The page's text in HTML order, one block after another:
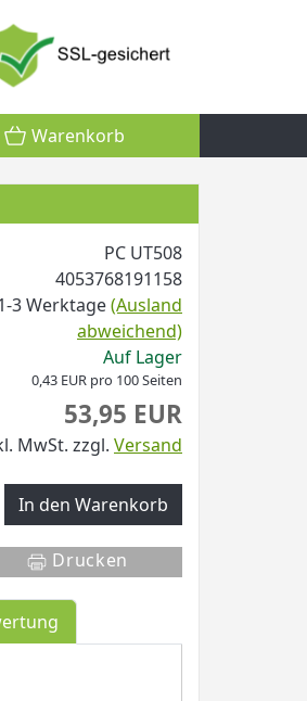
Warenkorb
PC UT508
4053768191158
3 Werktage(Ausland
abweichend)
Auf Lager
0,43 EUR pro 100 Seiten
53,95 EUR
MwSt. zzgl. Versand
In den Warenkorb
Drucken